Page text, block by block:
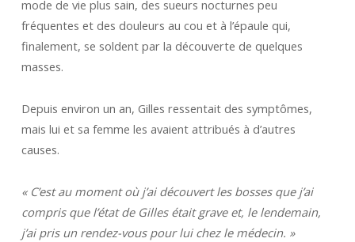
mode de vie plus sain, des sueurs nocturnes peu
fréquentes et des douleurs au cou et à l’épaule qui,
finalement, se soldent par la découverte de quelques
masses.
Depuis environ un an, Gilles ressentait des symptômes,
mais lui et sa femme les avaient attribués à d’autres
causes.
« C’est au moment où j’ai découvert les bosses que j’ai
compris que l’état de Gilles était grave et, le lendemain,
j’ai pris un rendez-vous pour lui chez le médecin. »